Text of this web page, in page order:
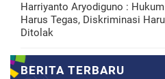
Harriyanto Aryodiguno : Hukum
Harus Tegas, Diskriminasi
Ditolak